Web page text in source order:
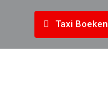
Taxi Boeken